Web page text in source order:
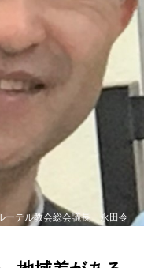
ーテル教会総会議長 永田令